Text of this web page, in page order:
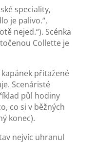
speciality,
je palivo.“,
nejed.“). Scénka
Collette je
přitažené
Scenáristé
půl hodiny
co si v běžných
konec).
nejvíc uhranul